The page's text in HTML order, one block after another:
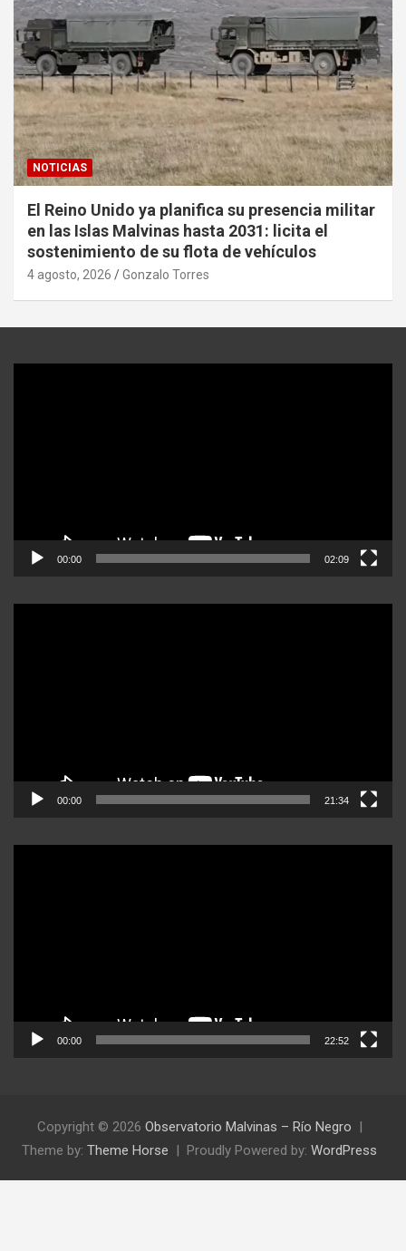
NOTICIAS
El Reino Unido ya planifica su presencia militar
en las Islas Malvinas hasta 2031: licita el
sostenimiento de su flota de vehículos
4 agosto, 2026 Gonzalo Torres
00:00 02:09
00:00 21:34
00:00 22:52
Copyright © 2026 Observatorio Malvinas – Río Negro
Theme by: Theme Horse Proudly Powered by: WordPress